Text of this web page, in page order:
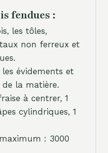
fendues :
les tôles,
non ferreux et
évidements et
la matière.
à centrer, 1
cylindriques, 1
: 3000